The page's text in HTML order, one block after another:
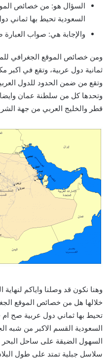
السؤال هو: من خصائص
السعودية تحيط بها ثماني
والإجابة هي: صواب
ومن خصائص الموقع الجغرافي
ثمانية دول عربية، وتقع في اكبر
وتقع من ضمن الحدود للدول
وتحدها كل من سلطنة عمان وايضا
قطر والخليج العربي من جهة
وهنا نكون قد وصلنا واياكم
خلالها هل من خصائص الموقع
تحيط بها ثماني دول عربية صح ام
السعودية القسم الاكبر من شبه
السهول الضيقة على ساحل البحر
سلاسل جبلية تمتد على طول